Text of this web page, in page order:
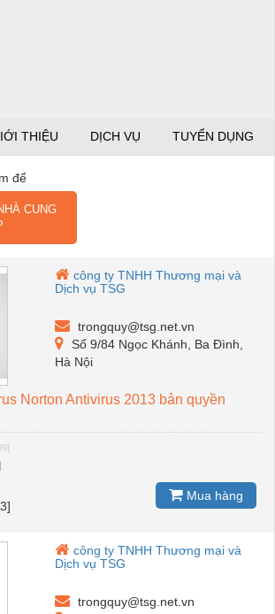
THIỆU DỊCH VỤ TUYỂN DỤNG
để
CUNG
công ty TNHH Thương mại và
Dịch vụ TSG
trongquy@tsg.net.vn
Số 9/84 Ngọc Khánh, Ba Đình,
Hà Nội
Norton Antivirus 2013 bản quyền
Mua hàng
công ty TNHH Thương mại và
Dịch vụ TSG
trongquy@tsg.net.vn